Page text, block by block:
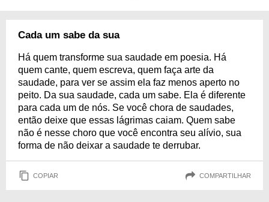
Cada um sabe da sua
Há quem transforme sua saudade em poesia. Há
quem cante, quem escreva, quem faça arte da
saudade, para ver se assim ela faz menos aperto no
peito. Da sua saudade, cada um sabe. Ela é diferente
para cada um de nós. Se você chora de saudades,
então deixe que essas lágrimas caiam. Quem sabe
não é nesse choro que você encontra seu alívio, sua
forma de não deixar a saudade te derrubar.
COPIAR COMPARTILHAR